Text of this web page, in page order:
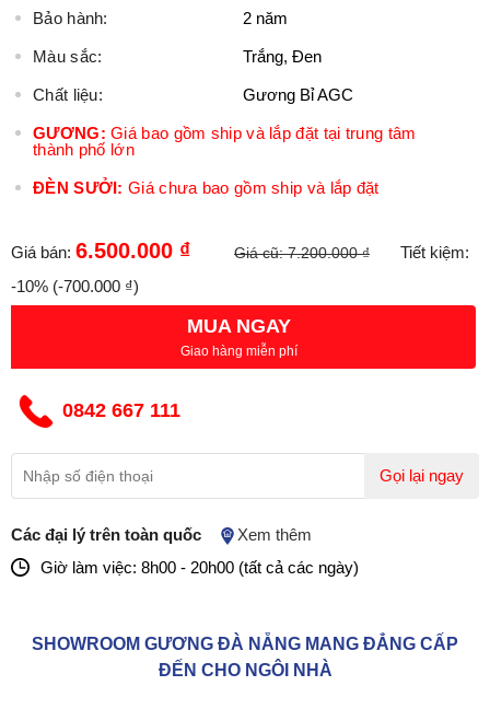
Bảo hành: 2 năm
Màu sắc: Trắng, Đen
Chất liệu: Gương Bỉ AGC
GƯƠNG: Giá bao gồm ship và lắp đặt tại trung tâm
thành phố lớn
ĐÈN SƯỞI: Giá chưa bao gồm ship và lắp đặt
Giá bán: 6.500.000 ₫ Giá cũ:7.200.000 ₫
Tiết kiệm:
-10% (-700.000 ₫)
MUA NGAY
Giao hàng miễn phí
0842 667 111
Gọi lại ngay
Các đại lý trên toàn quốc
Xem thêm
Giờ làm việc: 8h00 - 20h00 (tất cả các ngày)
SHOWROOM GƯƠNG ĐÀ NẴNG MANG ĐẲNG CẤP
ĐẾN CHO NGÔI NHÀ